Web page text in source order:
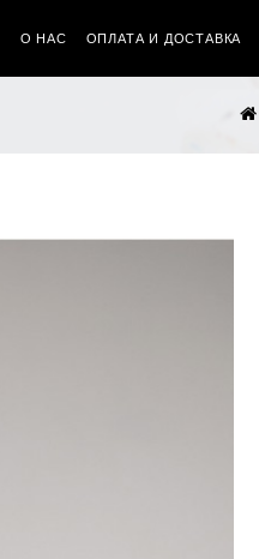
О НАС ОПЛАТА И ДОСТАВКА